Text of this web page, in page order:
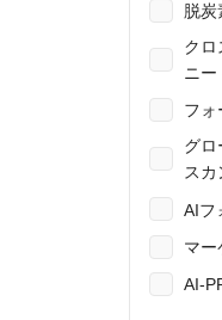
脱炭
クロ
ニー
フォ
グロ
スカ
AIフ
マー
AI-